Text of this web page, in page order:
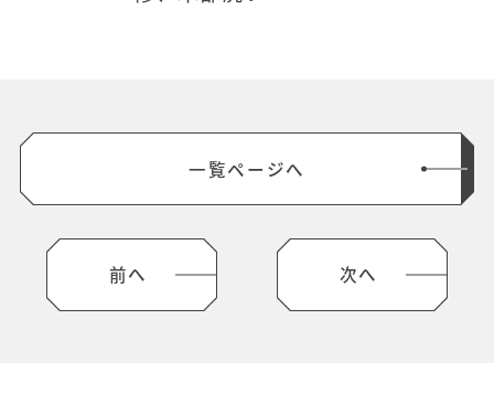
前へ
一覧ページへ
次へ